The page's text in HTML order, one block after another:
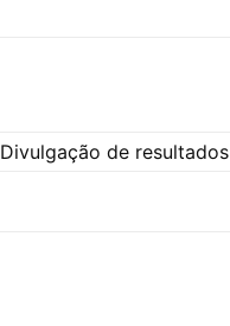
Divulgação de resultados